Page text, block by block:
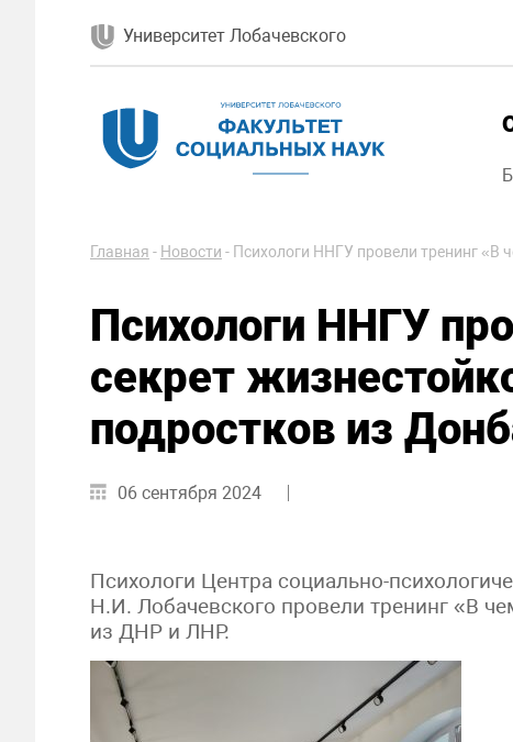
Университет Лобачевского
Главная - Новости - Психологи ННГУ провели тренинг «В
Психологи ННГУ
секрет
подростков из
06 сентября 2024
Психологи Центра социально-
Н.И. Лобачевского провели тренинг «В
из ДНР и ЛНР.